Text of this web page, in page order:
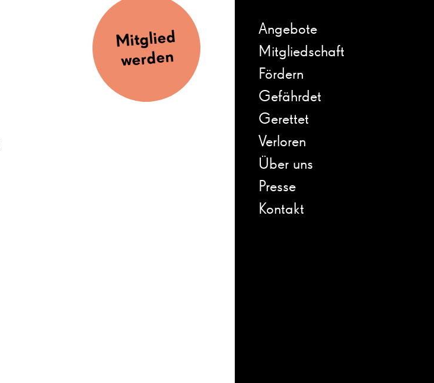
Mitglied
werden
Angebote
Mitgliedschaft
Fördern
Gefährdet
Gerettet
Verloren
Über uns
Presse
Kontakt